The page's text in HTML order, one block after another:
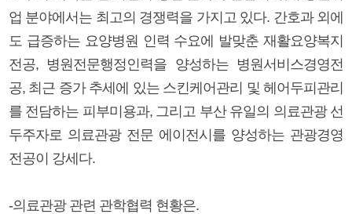
업 분야에서는 최고의 경쟁력을 가지고 있다. 간호과 외에
도 급증하는 요양병원 인력 수요에 발맞춘 재활요양복지
전공, 병원전문행정인력을 양성하는 병원서비스경영전
공, 최근 증가 추세에 있는 스킨케어관리 및 헤어두피관리
를 전담하는 피부미용과, 그리고 부산 유일의 의료관광 선
두주자로 의료관광 전문 에이전시를 양성하는 관광경영
전공이 강세다.
-의료관광 관련 관학협력 현황은.